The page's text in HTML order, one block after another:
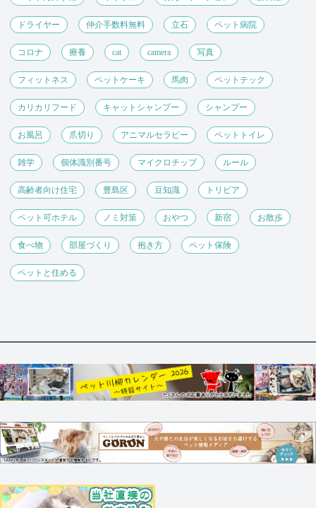
ドライヤー 仲介手数料無料 立石 ペット病院
コロナ 療養 cat camera 写真
フィットネス ペットケーキ 馬肉 ペットテック
カリカリフード キャットシャンプー シャンプー
お風呂 爪切り アニマルセラピー ペットトイレ
雑学 個体識別番号 マイクロチップ ルール
高齢者向け住宅 豊島区 豆知識 トリビア
ペット可ホテル ノミ対策 おやつ 新宿 お散歩
食べ物 部屋づくり 抱き方 ペット保険
ペットと住める